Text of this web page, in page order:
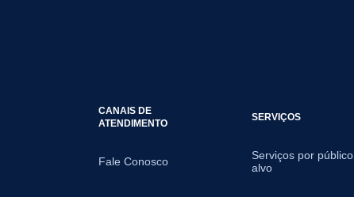
CANAIS DE
ATENDIMENTO
Fale Conosco
SERVIÇOS
Serviços por público
alvo